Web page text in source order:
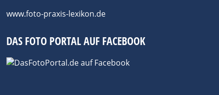
www.foto-praxis-lexikon.de
DAS FOTO PORTAL AUF FACEBOOK